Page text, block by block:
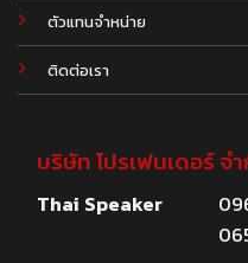
ตัวแทนจำหน่าย
ติดต่อเรา
บริษัท โปรเฟนเดอร์ จ
Thai Speaker